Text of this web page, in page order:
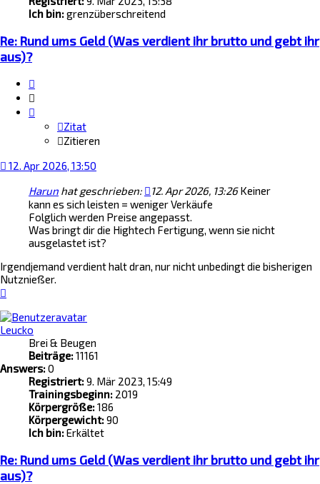
Ich bin:grenzüberschreitend
Re: Rund ums Geld (Was verdient ihr brutto und gebt ihr
aus)?
Zitat
Zitieren
12. Apr 2026, 13:50
Harun hat geschrieben: 12. Apr 2026, 13:26Keiner
kann es sich leisten = weniger Verkäufe
Folglich werden Preise angepasst.
Was bringt dir die Hightech Fertigung, wenn sie nicht
ausgelastet ist?
Irgendjemand verdient halt dran, nur nicht unbedingt die bisherigen
Nutznießer.
Leucko
Brei & Beugen
Beiträge:11161
Answers:0
Registriert:9. Mär 2023, 15:49
Trainingsbeginn: 2019
Körpergröße:186
Körpergewicht:90
Ich bin:Erkältet
Re: Rund ums Geld (Was verdient ihr brutto und gebt ihr
aus)?